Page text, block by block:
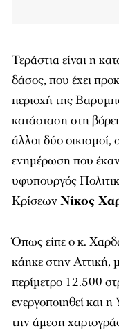
Τεράστια είναι η
δάσος, που έχει
περιοχή της
κατάσταση στη
άλλοι δύο
ενημέρωση που
υφυπουργός
ΚρίσεωνΝίκος
Όπως είπε ο κ.
κάηκε στην Αττική,
περίμετρο 12.500
ενεργοποιηθεί και
την άμεση